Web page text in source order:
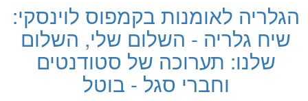
הגלריה לאומנות בקמפוס לוינסקי:
שיח גלריה - השלום שלי, השלום
שלנו: תערוכה של סטודנטים
וחברי סגל - בוטל